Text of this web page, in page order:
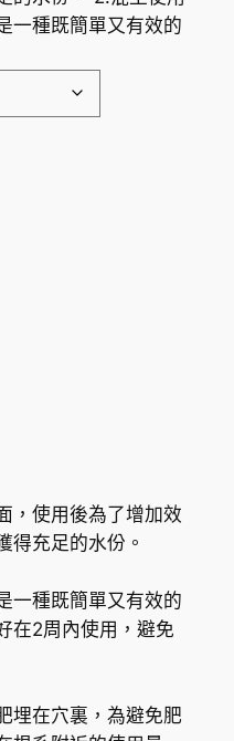
圍
H
$
1
3
6
1
一種既簡單又有效的
，使用後為了增加效
得充足的水份。
一種既簡單又有效的
在2周內使用，避免
埋在穴裏，為避免肥